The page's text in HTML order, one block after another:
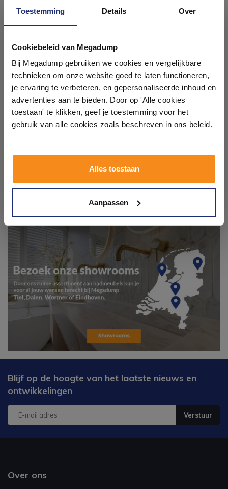
Toestemming Details Over
Cookiebeleid van Megadump
Bij Megadump gebruiken we cookies en vergelijkbare
technieken om onze website goed te laten functioneren,
je ervaring te verbeteren, en gepersonaliseerde inhoud en
advertenties aan te bieden. Door op 'Alle cookies
toestaan' te klikken, geef je toestemming voor het
gebruik van alle cookies zoals beschreven in ons beleid.
Alles toestaan
Aanpassen
#mijndroombadkamer
badkamer op Instagram met #mijndroombadkamer
en tag @megadumpnl. Samen bouwen we een
inspirerende omgeving vol met unieke
badkamerstijlen. Doe je mee?
Blijf op de hoogte van het laatste nieuws en
ontwikkelingen
Verstuur
Over ons
badkamers in onze 1000 m²
showroom
Laat je inspireren door 21 volledig ingerichte
badkameropstellingen – van compact tot luxe. Onze
ervaren adviseurs helpen je persoonlijk, en je vindt
tegels & sanitair direct uit voorraad. Gratis parkeren
op eigen terrein.
Kom langs en ervaar zelf het verschil!